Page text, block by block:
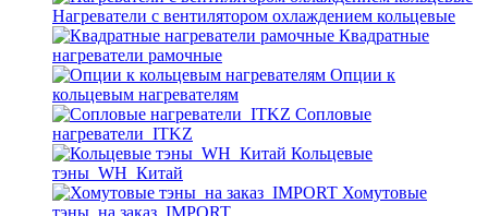
Нагреватели с вентилятором охлаждением кольцевые
Квадратные
нагреватели рамочные
Опции к
кольцевым нагревателям
Cопловые
нагреватели_ITKZ
Кольцевые
тэны_WH_Китай
Хомутовые
тэны_на заказ_IMPORT